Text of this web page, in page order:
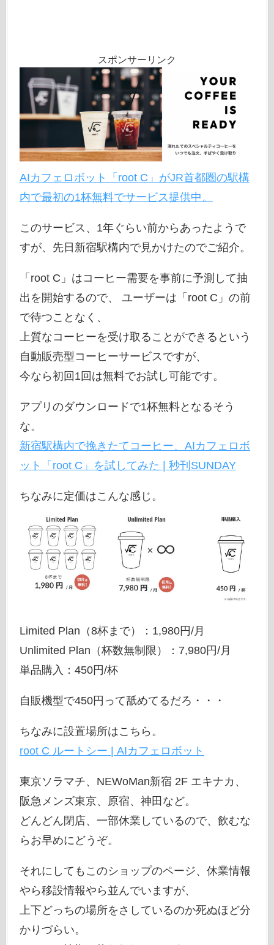
スポンサーリンク
AIカフェロボット「root C」がJR首都圏の駅構
内で最初の1杯無料でサービス提供中。
このサービス、1年ぐらい前からあったようで
すが、先日新宿駅構内で見かけたのでご紹介。
「root C」はコーヒー需要を事前に予測して抽
出を開始するので、 ユーザーは「root C」の前
で待つことなく、
上質なコーヒーを受け取ることができるという
自動販売型コーヒーサービスですが、
今なら初回1回は無料でお試し可能です。
アプリのダウンロードで1杯無料となるそう
な。
新宿駅構内で挽きたてコーヒー、AIカフェロボ
ット「root C」を試してみた | 秒刊SUNDAY
ちなみに定価はこんな感じ。
Limited Plan（8杯まで）：1,980円/月
Unlimited Plan（杯数無制限）：7,980円/月
単品購入：450円/杯
自販機型で450円って舐めてるだろ・・・
ちなみに設置場所はこちら。
root C ルートシー | AIカフェロボット
東京ソラマチ、NEWoMan新宿 2F エキナカ、
阪急メンズ東京、原宿、神田など。
どんどん閉店、一部休業しているので、飲むな
らお早めにどうぞ。
それにしてもこのショップのページ、休業情報
やら移設情報やら並んでいますが、
上下どっちの場所をさしているのか死ぬほど分
かりづらい。